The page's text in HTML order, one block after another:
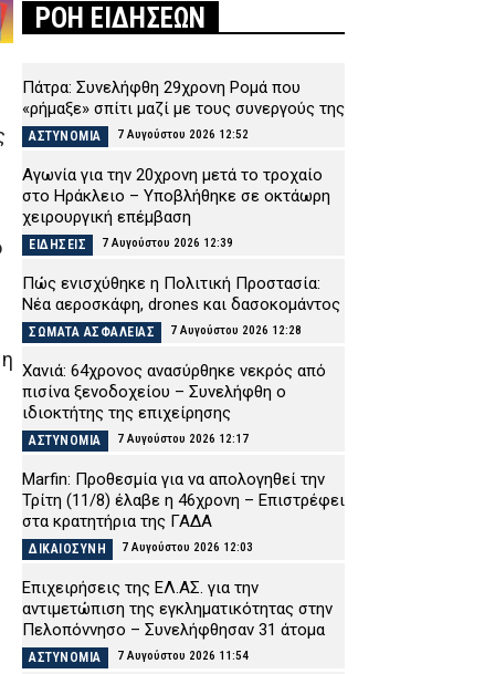
ΡΟΗ ΕΙΔΗΣΕΩΝ
Πάτρα: Συνελήφθη 29χρονη Ρομά που
«ρήμαξε» σπίτι μαζί με τους συνεργούς της
ΑΣΤΥΝΟΜΙΑ 7 Αυγούστου 2026 12:52
Αγωνία για την 20χρονη μετά το τροχαίο
στο Ηράκλειο – Υποβλήθηκε σε οκτάωρη
χειρουργική επέμβαση
ΕΙΔΗΣΕΙΣ 7 Αυγούστου 2026 12:39
Πώς ενισχύθηκε η Πολιτική Προστασία:
Νέα αεροσκάφη, drones και δασοκομάντος
ΣΩΜΑΤΑ ΑΣΦΑΛΕΙΑΣ 7 Αυγούστου 2026 12:28
Χανιά: 64χρονος ανασύρθηκε νεκρός από
πισίνα ξενοδοχείου – Συνελήφθη ο
ιδιοκτήτης της επιχείρησης
ΑΣΤΥΝΟΜΙΑ 7 Αυγούστου 2026 12:17
Marfin: Προθεσμία για να απολογηθεί την
Τρίτη (11/8) έλαβε η 46χρονη – Επιστρέφει
στα κρατητήρια της ΓΑΔΑ
ΔΙΚΑΙΟΣΥΝΗ 7 Αυγούστου 2026 12:03
Επιχειρήσεις της ΕΛ.ΑΣ. για την
αντιμετώπιση της εγκληματικότητας στην
Πελοπόννησο – Συνελήφθησαν 31 άτομα
ΑΣΤΥΝΟΜΙΑ 7 Αυγούστου 2026 11:54